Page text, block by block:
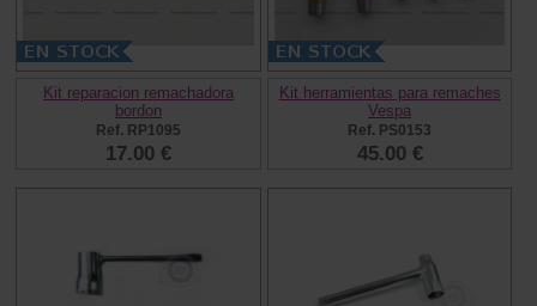
Kit reparacion remachadora
bordon
Ref. RP1095
17.00 €
Kit herramientas para remaches
Vespa
Ref. PS0153
45.00 €